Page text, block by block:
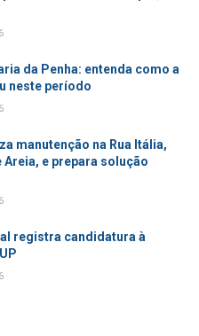
da Penha: entenda como a
neste período
manutenção na Rua Itália,
Areia, e prepara solução
registra candidatura à